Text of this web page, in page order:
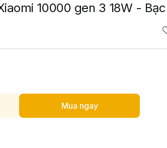
10000 gen 3 18W - Bạc
Mua ngay